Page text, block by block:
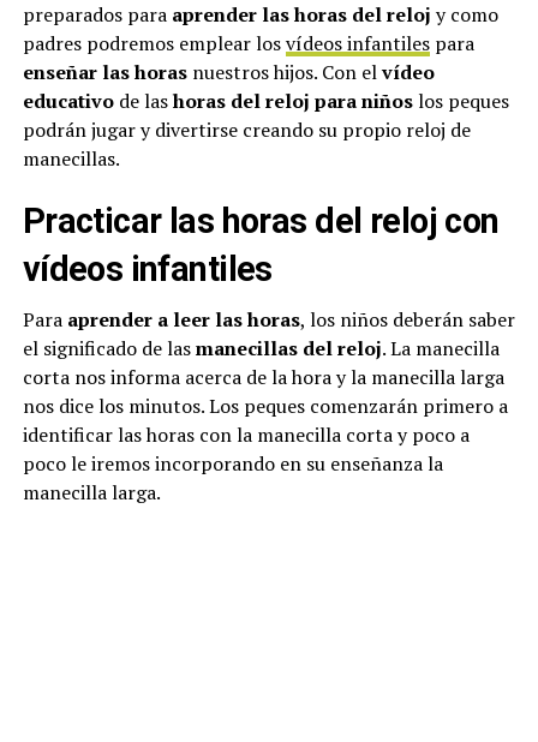
preparados para aprender las horas del reloj y como
padres podremos emplear losvídeos infantilespara
enseñar las horas nuestros hijos. Con elvídeo
educativode lashoras del reloj para niñoslos peques
podrán jugar y divertirse creando su propio reloj de
manecillas.
Practicar las horas del reloj con
vídeos infantiles
Para aprender a leer las horas, los niños deberán saber
el significado de lasmanecillas del reloj. La manecilla
corta nos informa acerca de la hora y la manecilla larga
nos dice los minutos. Los peques comenzarán primero a
identificar las horas con la manecilla corta y poco a
poco le iremos incorporando en su enseñanza la
manecilla larga.